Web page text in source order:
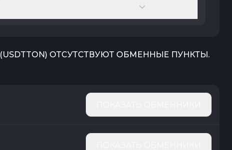
(USDTTON) ОТСУТСТВУЮТ ОБМЕННЫЕ ПУНКТЫ.